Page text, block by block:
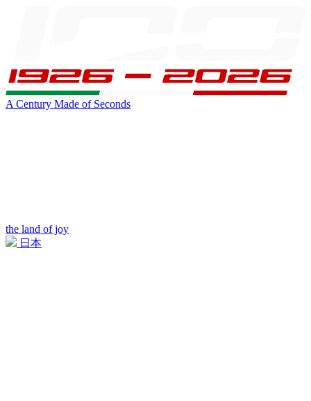
A Century Made of Seconds
the land of joy
日本